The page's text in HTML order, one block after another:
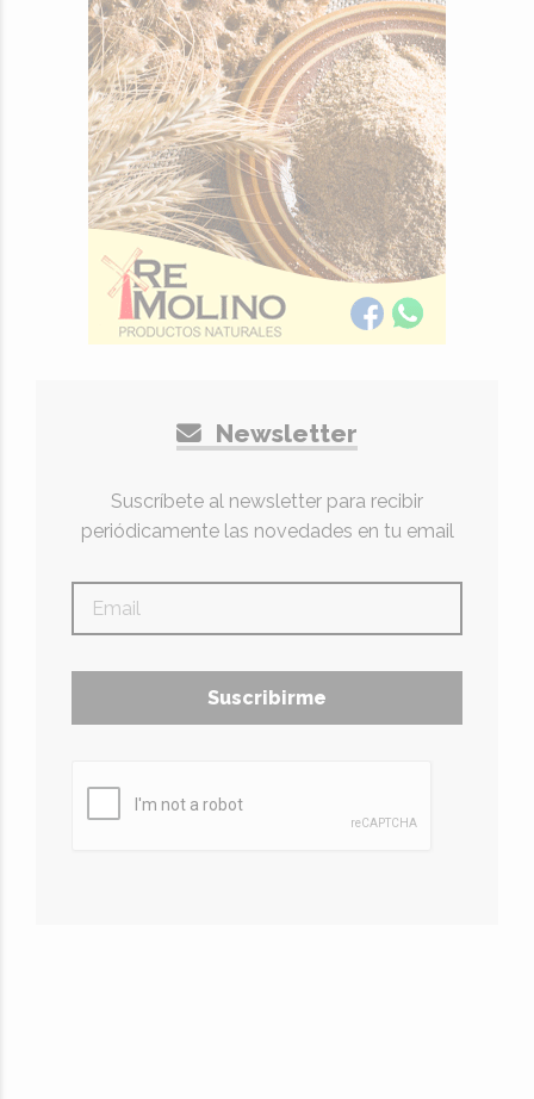
Newsletter
Suscríbete al newsletter para recibir
periódicamente las novedades en tu email
Suscribirme